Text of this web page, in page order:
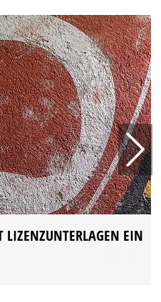
LIZENZUNTERLAGEN EIN